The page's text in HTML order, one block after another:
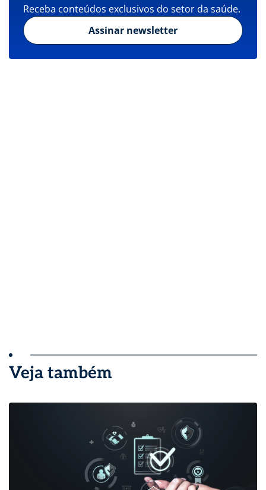
Receba conteúdos exclusivos do setor da saúde.
Assinar newsletter
Veja também